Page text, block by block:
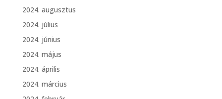
2024. augusztus
2024. július
2024. június
2024. május
2024. április
2024. március